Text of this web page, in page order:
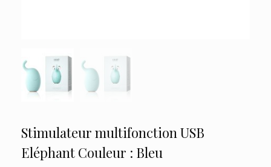
Stimulateur multifonction USB
Eléphant Couleur : Bleu